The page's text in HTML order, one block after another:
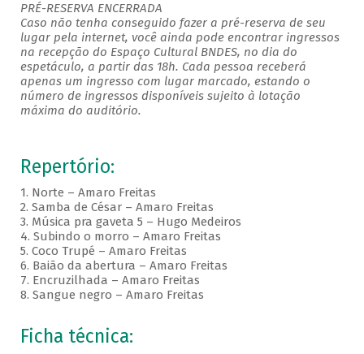
PRÉ-RESERVA ENCERRADA
Caso não tenha conseguido fazer a pré-reserva de seu
lugar pela internet, você ainda pode encontrar ingressos
na recepção do Espaço Cultural BNDES, no dia do
espetáculo, a partir das 18h. Cada pessoa receberá
apenas um ingresso com lugar marcado, estando o
número de ingressos disponíveis sujeito à lotação
máxima do auditório. ​
Repertório:
1. Norte – Amaro Freitas
2. Samba de César – Amaro Freitas
3. Música pra gaveta 5 – Hugo Medeiros
4. Subindo o morro – Amaro Freitas
5. Coco Trupé – Amaro Freitas
6. Baião da abertura – Amaro Freitas
7. Encruzilhada – Amaro Freitas
8. Sangue negro – Amaro Freitas
Ficha técnica: